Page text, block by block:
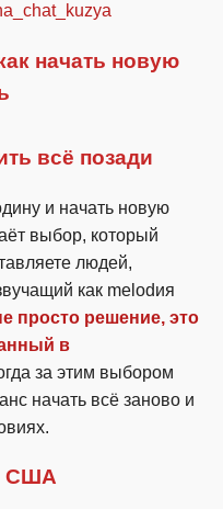
начать новую
всё позади
и начать новую
выбор, который
людей,
как melodия
просто решение, это
в
за этим выбором
начать всё заново и
США